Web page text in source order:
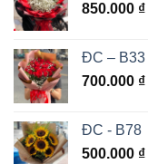
850.000 ₫
ĐC – B33
700.000 ₫
ĐC - B78
500.000 ₫